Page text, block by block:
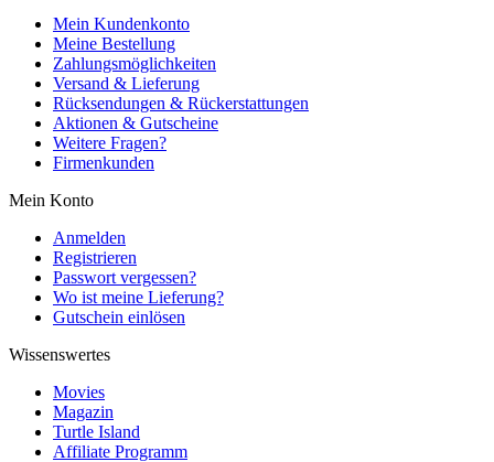
Mein Kundenkonto
Meine Bestellung
Zahlungsmöglichkeiten
Versand & Lieferung
Rücksendungen & Rückerstattungen
Aktionen & Gutscheine
Weitere Fragen?
Firmenkunden
Mein Konto
Anmelden
Registrieren
Passwort vergessen?
Wo ist meine Lieferung?
Gutschein einlösen
Wissenswertes
Movies
Magazin
Turtle Island
Affiliate Programm